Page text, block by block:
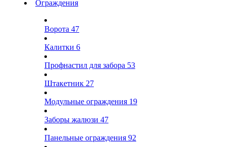
Ограждения
Ворота 47
Калитки 6
Профнастил для забора 53
Штакетник 27
Модульные ограждения 19
Заборы жалюзи 47
Панельные ограждения 92